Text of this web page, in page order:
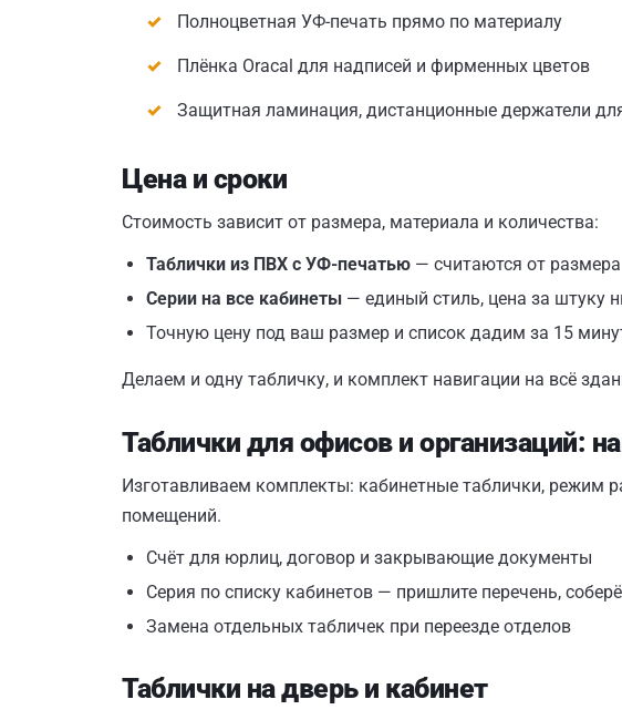
Полноцветная УФ-печать прямо по материалу
Плёнка Oracal для надписей и фирменных цветов
Защитная ламинация, дистанционные держатели
Цена и сроки
Стоимость зависит от размера, материала и количества:
Таблички из ПВХ с УФ-печатью — считаются от размера
Серии на все кабинеты — единый стиль, цена за штуку
Точную цену под ваш размер и список дадим за 15
Делаем и одну табличку, и комплект навигации на всё
Таблички для офисов и организаций:
Изготавливаем комплекты: кабинетные таблички, режим
помещений.
Счёт для юрлиц, договор и закрывающие документы
Серия по списку кабинетов — пришлите перечень,
Замена отдельных табличек при переезде отделов
Таблички на дверь и кабинет